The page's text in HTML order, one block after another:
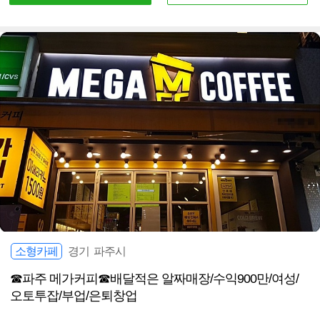
소형카페 경기 파주시
☎파주 메가커피☎배달적은 알짜매장/수익900만/여성/
오토투잡/부업/은퇴창업